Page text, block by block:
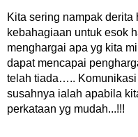
Kita sering nampak
kebahagiaan untuk esok
menghargai apa yg kita
dapat mencapai
telah tiada…..
susahnya ialah apabila
perkataan yg mudah...!!!